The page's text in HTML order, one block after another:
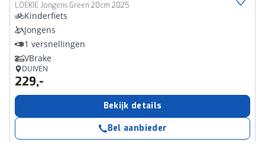
LOEKIE Jongens Green 20cm 2025
Kinderfiets
Jongens
1 versnellingen
VBrake
DUIVEN
229,-
Bekijk details
Bel aanbieder